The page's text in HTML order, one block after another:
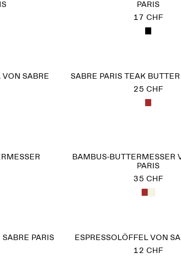
PARIS
17 CHF
VON SABRE
SABRE PARIS TEAK
25 CHF
BAMBUS-BUTTERMESSER
PARIS
35 CHF
PARIS
ESPRESSOLÖFFEL VON
12 CHF